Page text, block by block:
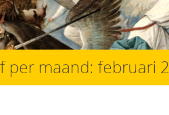
per maand: februari